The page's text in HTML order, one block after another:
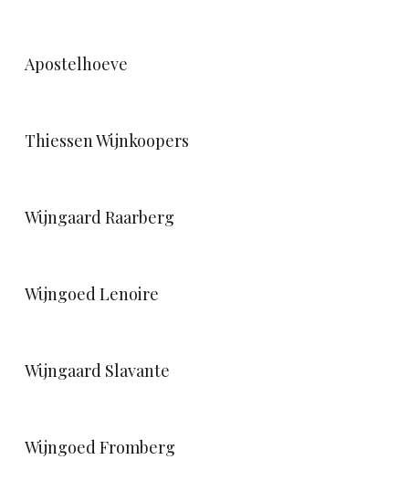
Apostelhoeve
Thiessen Wijnkoopers
Wijngaard Raarberg
Wijngoed Lenoire
Wijngaard Slavante
Wijngoed Fromberg